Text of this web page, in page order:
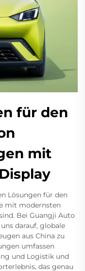
für den
mit
Lösungen für den
mit modernsten
Bei Guangji Auto
darauf, globale
aus China zu
umfassen
und Logistik und
das genau